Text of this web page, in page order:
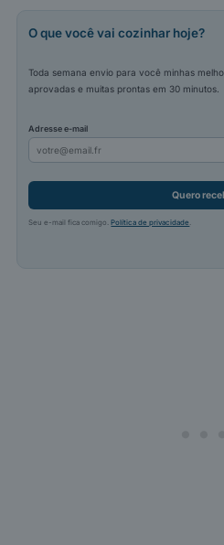
O que você vai cozinhar hoje?
Toda semana envio para você minhas
aprovadas e muitas prontas em 30 minutos.
Adresse e-mail
Quero
Seu e-mail fica comigo.Política de privacidade .